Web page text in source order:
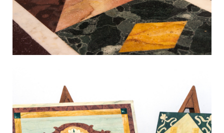
Finto Marmo